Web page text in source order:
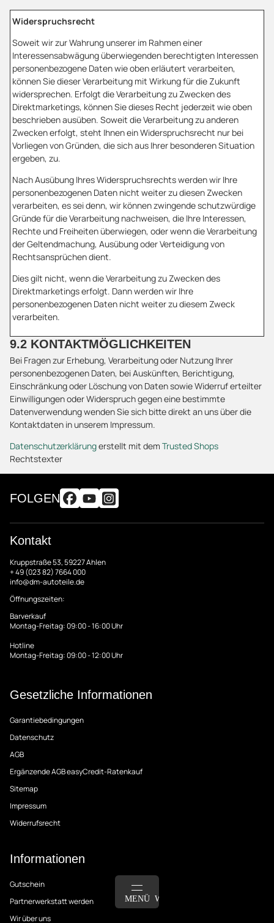
Widerspruchsrecht
Soweit wir zur Wahrung unserer im Rahmen einer
Interessensabwägung überwiegenden berechtigten Interessen
personenbezogene Daten wie oben erläutert verarbeiten,
können Sie dieser Verarbeitung mit Wirkung für die Zukunft
widersprechen. Erfolgt die Verarbeitung zu Zwecken des
Direktmarketings, können Sie dieses Recht jederzeit wie oben
beschrieben ausüben. Soweit die Verarbeitung zu anderen
Zwecken erfolgt, steht Ihnen ein Widerspruchsrecht nur bei
Vorliegen von Gründen, die sich aus Ihrer besonderen Situation
ergeben, zu.
Nach Ausübung Ihres Widerspruchsrechts werden wir Ihre
personenbezogenen Daten nicht weiter zu diesen Zwecken
verarbeiten, es sei denn, wir können zwingende schutzwürdige
Gründe für die Verarbeitung nachweisen, die Ihre Interessen,
Rechte und Freiheiten überwiegen, oder wenn die Verarbeitung
der Geltendmachung, Ausübung oder Verteidigung von
Rechtsansprüchen dient.
Dies gilt nicht, wenn die Verarbeitung zu Zwecken des
Direktmarketings erfolgt. Dann werden wir Ihre
personenbezogenen Daten nicht weiter zu diesem Zweck
verarbeiten.
9.2 KONTAKTMÖGLICHKEITEN
Bei Fragen zur Erhebung, Verarbeitung oder Nutzung Ihrer
personenbezogenen Daten, bei Auskünften, Berichtigung,
Einschränkung oder Löschung von Daten sowie Widerruf erteilter
Einwilligungen oder Widerspruch gegen eine bestimmte
Datenverwendung wenden Sie sich bitte direkt an uns über die
Kontaktdaten in unserem Impressum.
Datenschutzerklärungerstellt mit dem Trusted Shops
Rechtstexter
FOLGEN
Kontakt
Kruppstraße 53, 59227 Ahlen
+ 49 (023 82) 7664 000
info@dm-autoteile.de
Öffnungszeiten:
Barverkauf
Montag-Freitag: 09:00 - 16:00 Uhr
Hotline
Montag-Freitag: 09:00 - 12:00 Uhr
Gesetzliche Informationen
Garantiebedingungen
Datenschutz
AGB
Ergänzende AGB easyCredit-Ratenkauf
Sitemap
Impressum
Widerrufsrecht
Informationen
Gutschein
Partnerwerkstatt werden
Wir über uns
ANMELDEN MENÜ WARENKORB